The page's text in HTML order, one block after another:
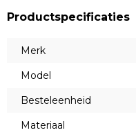
Productspecificaties
Merk
Model
Besteleenheid
Materiaal